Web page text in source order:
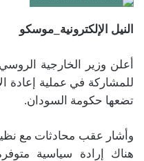
النيل الإلكترونية_موسكو
أعلن وزير الخارجية
للمشاركة في عملية إعادة
تضعها حكومة السودان.
وأشار عقب محادثات مع
هناك إرادة سياسية